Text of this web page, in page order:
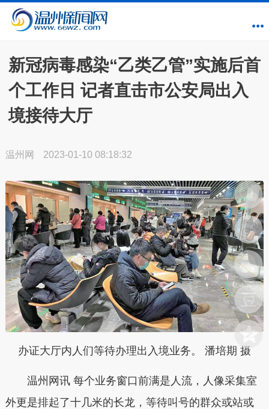
新冠病毒感染“乙类乙管”实施后首
个工作日 记者直击市公安局出入
境接待大厅
温州网 2023-01-10 08:18:32
办证大厅内人们等待办理出入境业务。 潘培期 摄
温州网讯 每个业务窗口前满是人流，人像采集室
外更是排起了十几米的长龙，等待叫号的群众或站或